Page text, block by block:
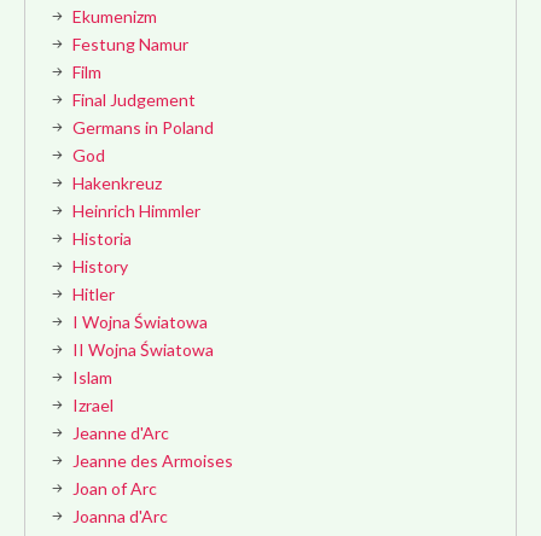
Ekumenizm
Festung Namur
Film
Final Judgement
Germans in Poland
God
Hakenkreuz
Heinrich Himmler
Historia
History
Hitler
I Wojna Światowa
II Wojna Światowa
Islam
Izrael
Jeanne d'Arc
Jeanne des Armoises
Joan of Arc
Joanna d'Arc